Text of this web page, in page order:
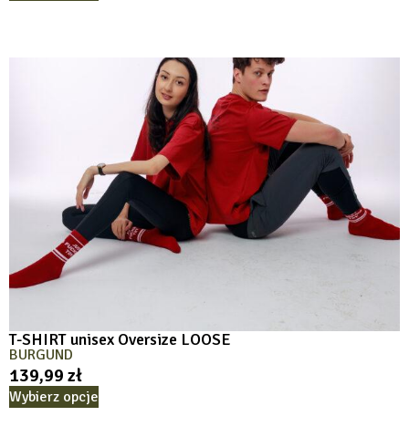
T-SHIRT unisex Oversize LOOSE
BURGUND
139,99 zł
Wybierz opcje